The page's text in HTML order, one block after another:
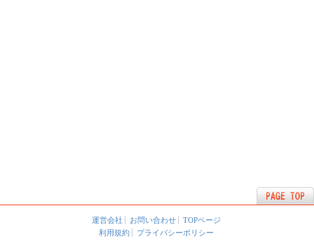
運営会社 お問い合わせ
TOPページ
利用規約
プライバシーポリシー